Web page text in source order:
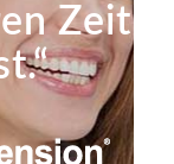
Zeit